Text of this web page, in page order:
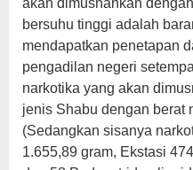
akan dimusnahkan
bersuhu tinggi adalah
mendapatkan penetapan
pengadilan negeri
narkotika yang akan
jenis Shabu dengan berat
(Sedangkan sisanya
1.655,89 gram, Ekstasi